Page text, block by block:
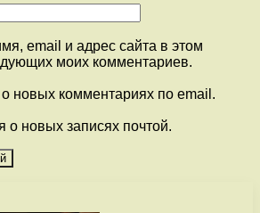
email и адрес сайта в этом
моих комментариев.
новых комментариях по email.
о новых записях почтой.